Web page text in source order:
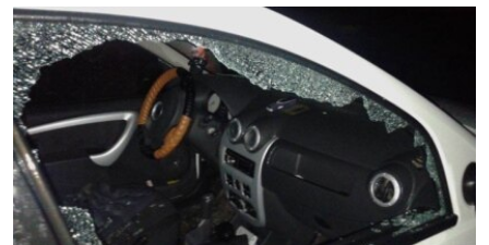
Skip
to
Search
ӘЛЕУМЕТ
ӘЛЕМ
АРНАЙЫ ЖОБАЛАР
Русский
ЖАЗЫЛЫҢЫЗ